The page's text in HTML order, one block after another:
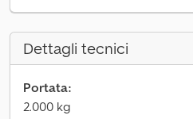
Dettagli tecnici
Portata:
2.000 kg